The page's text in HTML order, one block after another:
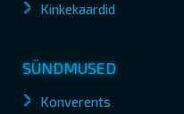
Kinkekaardid
SÜNDMUSED
Konverents